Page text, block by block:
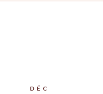
DÉC